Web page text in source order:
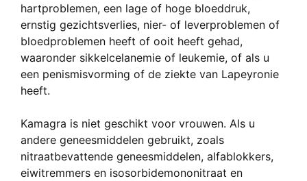
hartproblemen, een lage of hoge bloeddruk,
ernstig gezichtsverlies, nier- of leverproblemen of
bloedproblemen heeft of ooit heeft gehad,
waaronder sikkelcelanemie of leukemie, of als u
een penismisvorming of de ziekte van Lapeyronie
heeft.
Kamagra is niet geschikt voor vrouwen. Als u
andere geneesmiddelen gebruikt, zoals
nitraatbevattende geneesmiddelen, alfablokkers,
eiwitremmers en isosorbidemononitraat en